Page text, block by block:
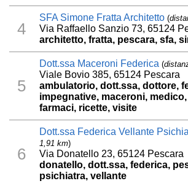
4
SFA Simone Fratta Architetto (
Via Raffaello Sanzio 73, 65124
architetto, fratta, pescara, sfa,
5
Dott.ssa Maceroni Federica (
Viale Bovio 385, 65124 Pescara
ambulatorio, dott.ssa, dottore,
impegnative, maceroni,
farmaci, ricette, visite
6
Dott.ssa Federica Vellante
1,91 km)
Via Donatello 23, 65124 Pescara
donatello, dott.ssa, federica,
psichiatra, vellante